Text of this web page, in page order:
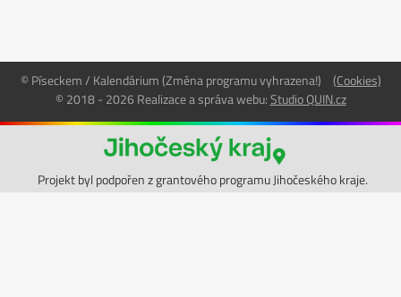
© Píseckem / Kalendárium (Změna programu vyhrazena!)
(Cookies)
© 2018 - 2026 Realizace a správa webu:Studio QUIN.cz
Projekt byl podpořen z grantového programu Jihočeského kraje.